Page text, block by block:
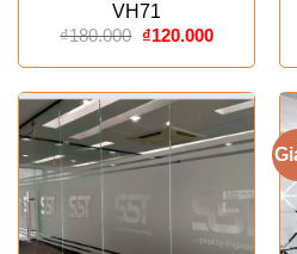
VH71
₫180.000 Giá
là:
₫180.000.
₫120.000Giá
tại
là:
₫120.000.